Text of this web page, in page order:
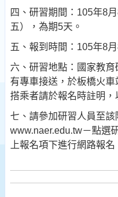
四、研習期間：105年8
五），為期5天。
五、報到時間：105年8
六、研習地點：國家教
有專車接送，於板橋火
搭乘者請於報名時註明，
七、請參加研習人員至該
www.naer.edu.tw－點選
上報名項下進行網路報名